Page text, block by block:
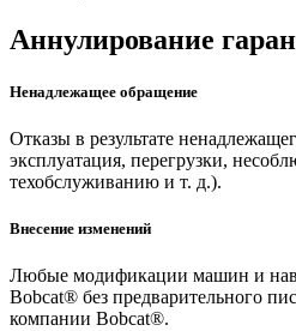
Аннулирование
Ненадлежащее обращение
Отказы в результате
эксплуатация, перегрузки,
техобслуживанию и т. д.).
Внесение изменений
Любые модификации машин и
Bobcat® без предварительного
компании Bobcat®.